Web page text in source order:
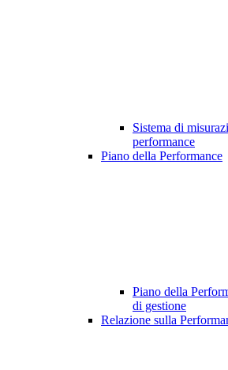
Sistema di
performance
Piano della Performance
Piano della
di gestione
Relazione sulla